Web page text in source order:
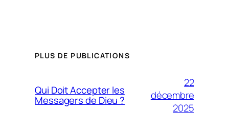
PLUS DE PUBLICATIONS
Qui Doit Accepter les
Messagers de Dieu ?
22
décembre
2025